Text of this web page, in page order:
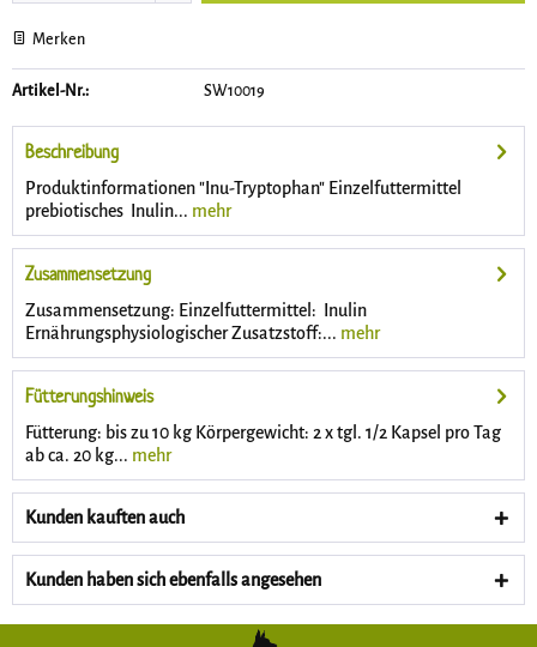
Merken
Artikel-Nr.: SW10019
Beschreibung
Produktinformationen "Inu-Tryptophan" Einzelfuttermittel
prebiotisches Inulin... mehr
Zusammensetzung
Zusammensetzung: Einzelfuttermittel: Inulin
Ernährungsphysiologischer Zusatzstoff:... mehr
Fütterungshinweis
Fütterung: bis zu 10 kg Körpergewicht: 2 x tgl. 1/2 Kapsel pro Tag
ab ca. 20 kg... mehr
Kunden kauften auch
Kunden haben sich ebenfalls angesehen